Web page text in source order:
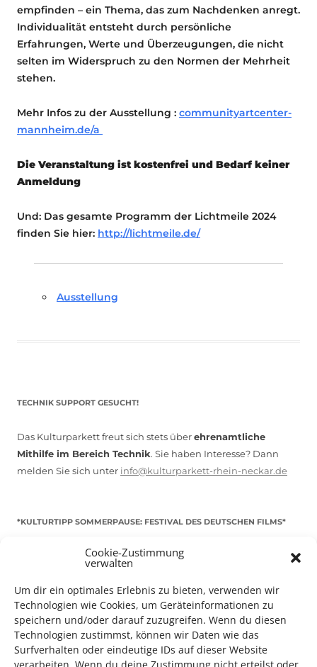
Cookie-Zustimmung
verwalten
Um dir ein optimales Erlebnis zu bieten, verwenden wir
Technologien wie Cookies, um Geräteinformationen zu
speichern und/oder darauf zuzugreifen. Wenn du diesen
Technologien zustimmst, können wir Daten wie das
Surfverhalten oder eindeutige IDs auf dieser Website
empfinden – ein Thema, das zum Nachdenken anregt.
Individualität entsteht durch persönliche
Erfahrungen, Werte und Überzeugungen, die nicht
selten im Widerspruch zu den Normen der Mehrheit
stehen.
Mehr Infos zu der Ausstellung : communityartcenter-
mannheim.de/a
Die Veranstaltung ist kostenfrei und Bedarf keiner
Anmeldung
Und: Das gesamte Programm der Lichtmeile 2024
finden Sie hier: http://lichtmeile.de/
Ausstellung
TECHNIK SUPPORT GESUCHT!
Das Kulturparkett freut sich stets überehrenamtliche
Mithilfe im Bereich Technik. Sie haben Interesse? Dann
melden Sie sich unter info@kulturparkett-rhein-neckar.de
*KULTURTIPP SOMMERPAUSE: FESTIVAL DES DEUTSCHEN FILMS*